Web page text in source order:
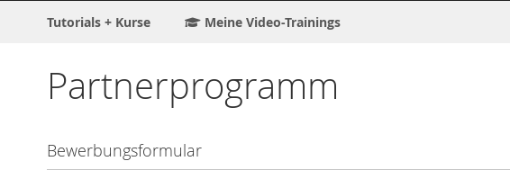
Tutorials + Kurse Meine Video-Trainings
Partnerprogramm
Bewerbungsformular